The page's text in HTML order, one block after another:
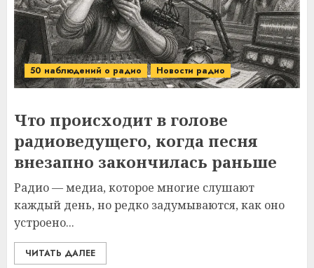
50 наблюдений о радио Новости радио
Что происходит в голове
радиоведущего, когда песня
внезапно закончилась раньше
Радио — медиа, которое многие слушают
каждый день, но редко задумываются, как оно
устроено...
ЧИТАТЬ ДАЛЕЕ